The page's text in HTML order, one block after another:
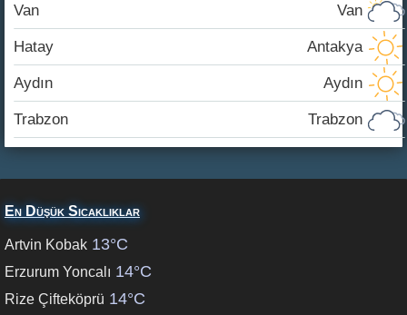
Van Van
Hatay Antakya
Aydın Aydın
Trabzon Trabzon
En Düşük Sıcaklıklar
Artvin Kobak 13°C
Erzurum Yoncalı 14°C
Rize Çifteköprü 14°C